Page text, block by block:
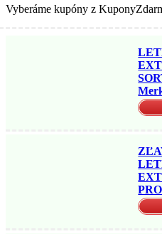
Vyberáme kupóny z